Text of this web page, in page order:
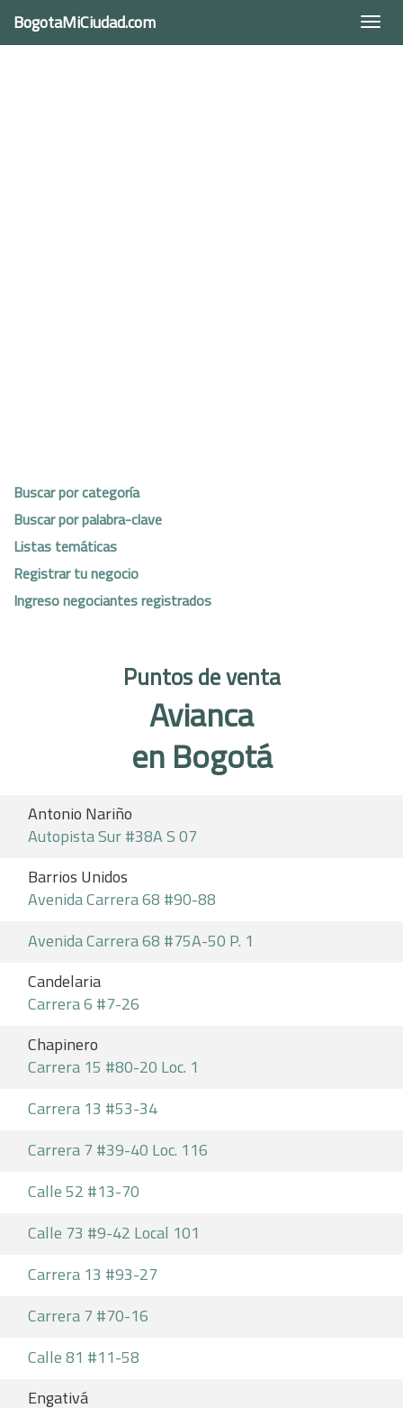
BogotaMiCiudad.com
Buscar por categoría
Buscar por palabra-clave
Listas temáticas
Registrar tu negocio
Ingreso negociantes registrados
Puntos de venta
Avianca
en Bogotá
Antonio Nariño
Autopista Sur #38A S 07
Barrios Unidos
Avenida Carrera 68 #90-88
Avenida Carrera 68 #75A-50 P. 1
Candelaria
Carrera 6 #7-26
Chapinero
Carrera 15 #80-20 Loc. 1
Carrera 13 #53-34
Carrera 7 #39-40 Loc. 116
Calle 52 #13-70
Calle 73 #9-42 Local 101
Carrera 13 #93-27
Carrera 7 #70-16
Calle 81 #11-58
Engativá